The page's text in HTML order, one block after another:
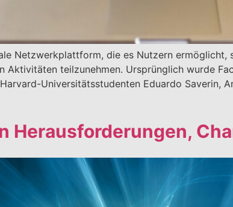
Netzwerkplattform, die es Nutzern ermöglicht,
Aktivitäten teilzunehmen. Ursprünglich wurde
Universitätsstudenten Eduardo Saverin,
Herausforderungen,